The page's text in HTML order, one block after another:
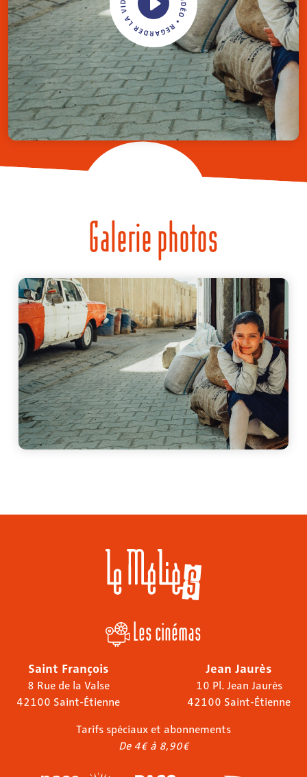
Galerie photos
Les cinémas
Saint François
8 Rue de la Valse
42100 Saint-Étienne
Jean Jaurès
10 Pl. Jean Jaurès
42100 Saint-Étienne
Tarifs spéciaux et abonnements
De 4€ à 8,90€